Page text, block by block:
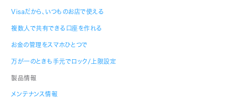
Visaだから、いつものお店で使える
複数人で共有できる口座を作れる
お金の管理をスマホひとつで
万が一のときも手元でロック/上限設定
製品情報
メンテナンス情報